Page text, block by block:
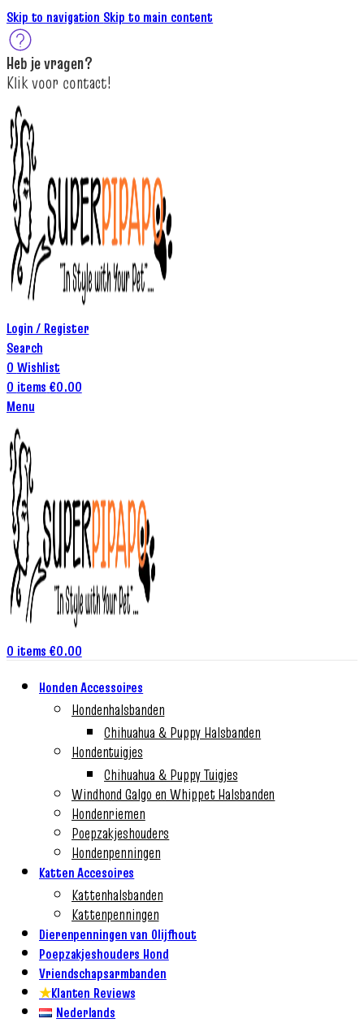
Skip to navigation Skip to main content
Heb jevragen?
Klikvoor contact!
Login / Register
Search
0 Wishlist
0 items €0.00
Menu
0 items €0.00
Honden Accessoires
Hondenhalsbanden
Chihuahua & Puppy Halsbanden
Hondentuigjes
Chihuahua & Puppy Tuigjes
Windhond Galgo en Whippet Halsbanden
Hondenriemen
Poepzakjeshouders
Hondenpenningen
Katten Accesoires
Kattenhalsbanden
Kattenpenningen
Dierenpenningen van Olijfhout
Poepzakjeshouders Hond
Vriendschapsarmbanden
★Klanten Reviews
Nederlands